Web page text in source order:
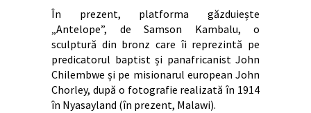
În prezent, platforma găzduiește
„Antelope”, de Samson Kambalu, o
sculptură din bronz care îi reprezintă pe
predicatorul baptist și panafricanist John
Chilembwe și pe misionarul european John
Chorley, după o fotografie realizată în 1914
în Nyasayland (în prezent, Malawi).